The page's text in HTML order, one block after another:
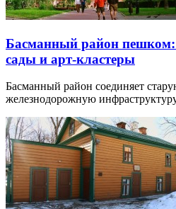
Басманный район пешком:
сады и арт-кластеры
Басманный район соединяет
железнодорожную